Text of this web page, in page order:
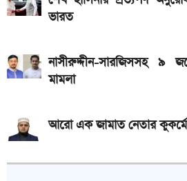
ভারত
নাসীরুদ্দীন-সারজিসসহ ৯
মামলা
আরো এক জামাত নেতার কুকর্মে